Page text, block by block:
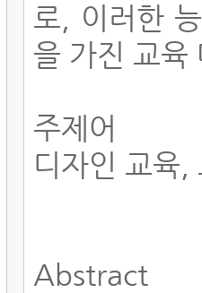
로, 이러한
을 가진 교육
주제어
디자인 교육
Abstract